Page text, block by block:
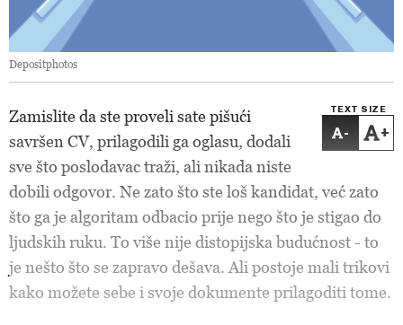
Depositphotos
TEXT SIZE
- +
Zamislite da ste proveli sate pišući
savršen CV, prilagodili ga oglasu, dodali
sve što poslodavac traži, ali nikada niste
dobili odgovor. Ne zato što ste loš kandidat, već zato
što ga je algoritam odbacio prije nego što je stigao do
ljudskih ruku. To više nije distopijska budućnost - to
je nešto što se zapravo dešava. Ali postoje mali trikovi
kako možete sebe i svoje dokumente prilagoditi tome.